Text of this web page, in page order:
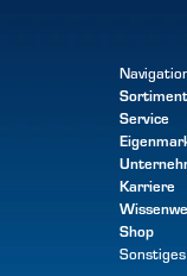
Sortiment
Service
Karriere
Shop
Sonstiges